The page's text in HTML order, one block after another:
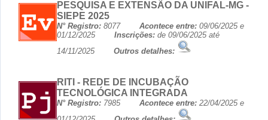
PESQUISA E EXTENSÃO DA UNIFAL-MG -
SIEPE 2025
N° Registro: 8077 Acontece entre: 09/06/2025 e
01/12/2025 Inscrições: de 09/06/2025 até
14/11/2025 Outros detalhes:
RITI - REDE DE INCUBAÇÃO
TECNOLÓGICA INTEGRADA
N° Registro: 7985 Acontece entre: 22/04/2025 e